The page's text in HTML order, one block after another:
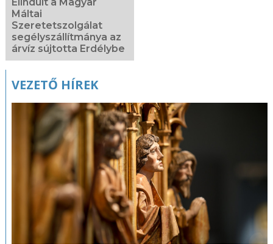
Máltai
Szeretetszolgálat
segélyszállítmánya az
árvíz sújtotta Erdélybe
VEZETŐ HÍREK